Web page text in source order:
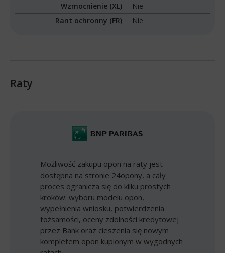
Wzmocnienie (XL)
Nie
Rant ochronny (FR)
Nie
Raty
Możliwość zakupu opon na raty jest
dostępna na stronie 24opony, a cały
proces ogranicza się do kilku prostych
kroków: wyboru modelu opon,
wypełnienia wniosku, potwierdzenia
tożsamości, oceny zdolności kredytowej
przez Bank oraz cieszenia się nowym
kompletem opon kupionym w wygodnych